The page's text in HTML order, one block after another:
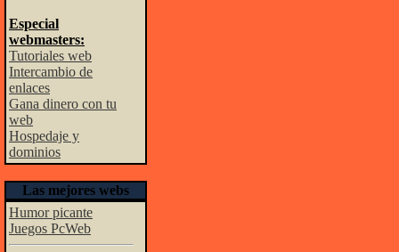
Especial
webmasters:
Tutoriales web
Intercambio de
enlaces
Gana dinero con tu
web
Hospedaje y
dominios
Las mejores webs
Humor picante
Juegos PcWeb